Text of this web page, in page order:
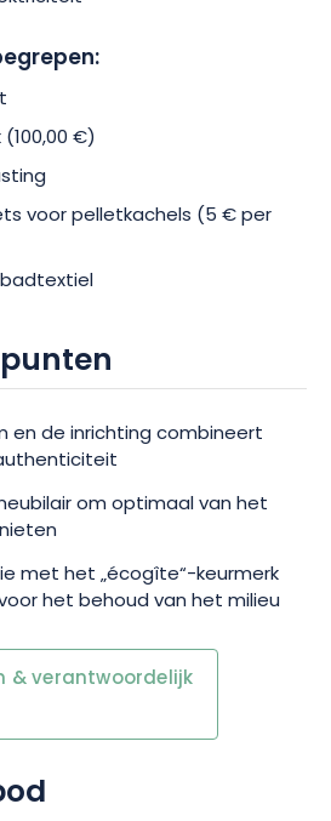
zich 1 slaapkamer met 2 bedden
kunt u een bezoek brengen aan
abdij van Clairvaux of de kerk en
kinderen kunnen genieten van een
Nigloland. Wat wandelroutes
Forêt d’Orient met zijn meren
€)
voor pelletkachels (5 € per
en de inrichting combineert
om optimaal van het
met het „écogîte“-keurmerk
het behoud van het milieu
& verantwoordelijk